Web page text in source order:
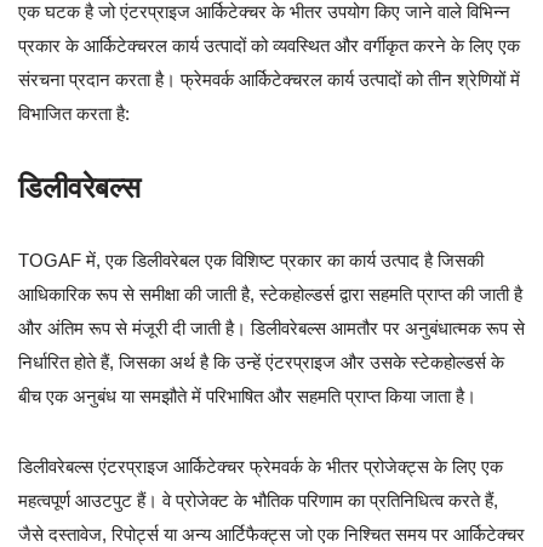
एक घटक है जो एंटरप्राइज आर्किटेक्चर के भीतर उपयोग किए जाने वाले विभिन्न
प्रकार के आर्किटेक्चरल कार्य उत्पादों को व्यवस्थित और वर्गीकृत करने के लिए एक
संरचना प्रदान करता है। फ्रेमवर्क आर्किटेक्चरल कार्य उत्पादों को तीन श्रेणियों में
विभाजित करता है:
डिलीवरेबल्स
TOGAF में, एक डिलीवरेबल एक विशिष्ट प्रकार का कार्य उत्पाद है जिसकी
आधिकारिक रूप से समीक्षा की जाती है, स्टेकहोल्डर्स द्वारा सहमति प्राप्त की जाती है
और अंतिम रूप से मंजूरी दी जाती है। डिलीवरेबल्स आमतौर पर अनुबंधात्मक रूप से
निर्धारित होते हैं, जिसका अर्थ है कि उन्हें एंटरप्राइज और उसके स्टेकहोल्डर्स के
बीच एक अनुबंध या समझौते में परिभाषित और सहमति प्राप्त किया जाता है।
डिलीवरेबल्स एंटरप्राइज आर्किटेक्चर फ्रेमवर्क के भीतर प्रोजेक्ट्स के लिए एक
महत्वपूर्ण आउटपुट हैं। वे प्रोजेक्ट के भौतिक परिणाम का प्रतिनिधित्व करते हैं,
जैसे दस्तावेज, रिपोर्ट्स या अन्य आर्टिफैक्ट्स जो एक निश्चित समय पर आर्किटेक्चर